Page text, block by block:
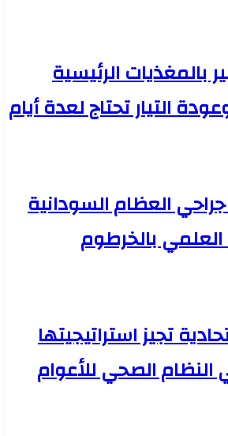
بالمغذيات الرئيسية
التيار تحتاج لعدة أيام
العظام السودانية
بالخرطوم
تجيز استراتيجيتها
النظام الصحي للأعوام